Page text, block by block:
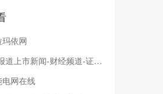
依网
新闻-财经频道-证券之星-读懂财经新闻
网在线